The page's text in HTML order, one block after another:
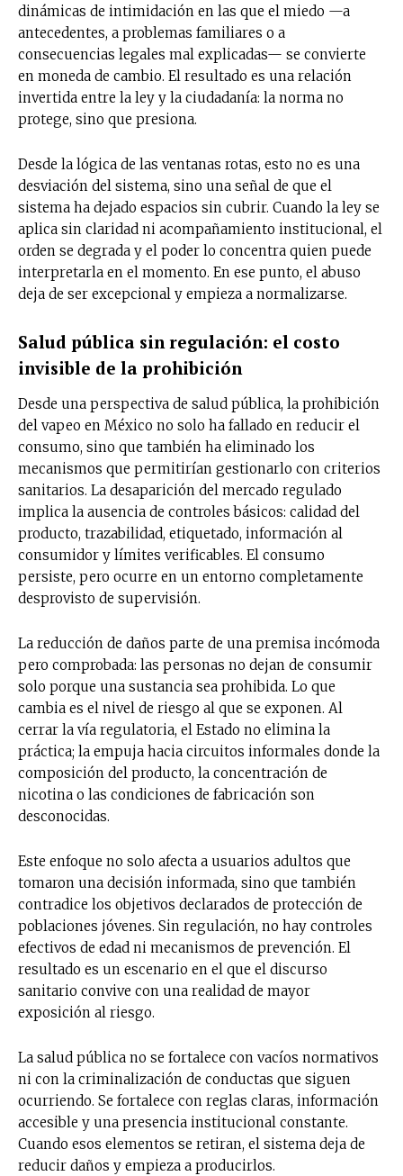
dinámicas de intimidación en las que el miedo —a
antecedentes, a problemas familiares o a
consecuencias legales mal explicadas— se convierte
en moneda de cambio. El resultado es una relación
invertida entre la ley y la ciudadanía: la norma no
protege, sino que presiona.
Desde la lógica de las ventanas rotas, esto no es una
desviación del sistema, sino una señal de que el
sistema ha dejado espacios sin cubrir. Cuando la ley se
aplica sin claridad ni acompañamiento institucional, el
orden se degrada y el poder lo concentra quien puede
interpretarla en el momento. En ese punto, el abuso
deja de ser excepcional y empieza a normalizarse.
Salud pública sin regulación: el costo
invisible de la prohibición
Desde una perspectiva de salud pública, la prohibición
del vapeo en México no solo ha fallado en reducir el
consumo, sino que también ha eliminado los
mecanismos que permitirían gestionarlo con criterios
sanitarios. La desaparición del mercado regulado
implica la ausencia de controles básicos: calidad del
producto, trazabilidad, etiquetado, información al
consumidor y límites verificables. El consumo
persiste, pero ocurre en un entorno completamente
desprovisto de supervisión.
La reducción de daños parte de una premisa incómoda
pero comprobada: las personas no dejan de consumir
solo porque una sustancia sea prohibida. Lo que
cambia es el nivel de riesgo al que se exponen. Al
cerrar la vía regulatoria, el Estado no elimina la
práctica; la empuja hacia circuitos informales donde la
composición del producto, la concentración de
nicotina o las condiciones de fabricación son
desconocidas.
Este enfoque no solo afecta a usuarios adultos que
tomaron una decisión informada, sino que también
contradice los objetivos declarados de protección de
poblaciones jóvenes. Sin regulación, no hay controles
efectivos de edad ni mecanismos de prevención. El
resultado es un escenario en el que el discurso
sanitario convive con una realidad de mayor
exposición al riesgo.
La salud pública no se fortalece con vacíos normativos
ni con la criminalización de conductas que siguen
ocurriendo. Se fortalece con reglas claras, información
accesible y una presencia institucional constante.
Cuando esos elementos se retiran, el sistema deja de
reducir daños y empieza a producirlos.